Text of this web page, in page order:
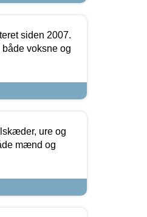
siden 2007.
voksne og
ure og
mænd og